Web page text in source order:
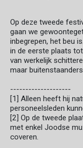
Op deze tweede
gaan we
inbegrepen, het beu
in de eerste plaats
van werkelijk
maar
--------------------
[1] Alleen heeft hij
personeelsleden
[2] Op de tweede
met enkel Joodse
coveren.